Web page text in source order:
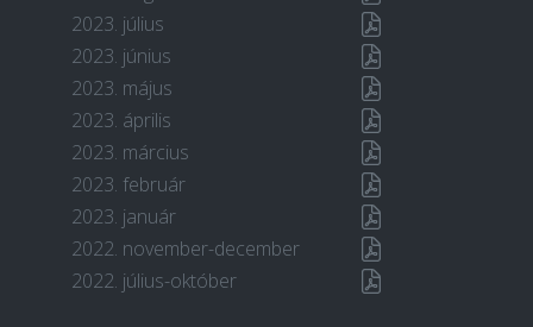
2023. július
2023. június
2023. május
2023. április
2023. március
2023. február
2023. január
2022. november-december
2022. július-október